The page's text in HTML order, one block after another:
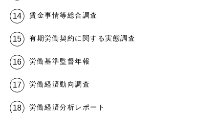
賃金事情等総合調査
有期労働契約に関する実態調査
労働基準監督年報
労働経済動向調査
労働経済分析レポート